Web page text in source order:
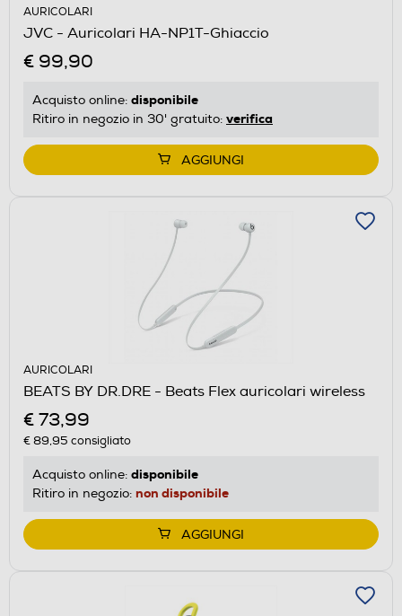
AURICOLARI
JVC - Auricolari HA-NP1T-Ghiaccio
€ 99,90
Acquisto online: disponibile
Ritiro in negozio in 30' gratuito: verifica
AGGIUNGI
AURICOLARI
BEATS BY DR.DRE - Beats Flex auricolari wireless
€ 73,99
€ 89,95 consigliato
Acquisto online: disponibile
Ritiro in negozio: non disponibile
AGGIUNGI